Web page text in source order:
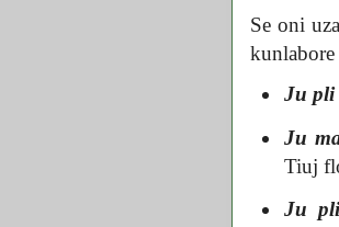
Se oni
Ju pli
Ju
Tiuj
Ju